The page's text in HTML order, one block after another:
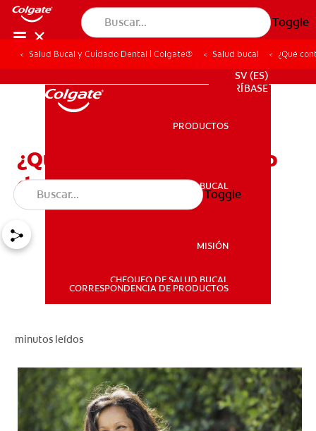
Toggle
SALUD BUCAL
PROMOCIONES
SV (ES)
SUSCRÍBASE
PRODUCTOS
SALUD BUCAL
MISIÓN
CHEQUEO DE SALUD BUCAL
CORRESPONDENCIA DE PRODUCTOS
Toggle
Salud Bucal y Cuidado Dental | Colgate® Salud bucal ¿Qué
¿Qué contiene el adhesivo
dental para coronas?
minutos leídos